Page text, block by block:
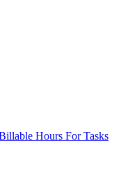
Hours For Tasks